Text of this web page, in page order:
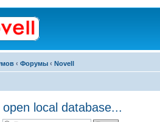
‹ Форумы ‹ Novell
local database...